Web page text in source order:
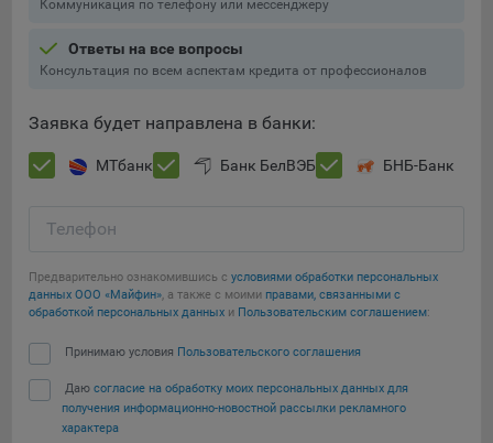
Коммуникация по телефону или мессенджеру
Ответы на все вопросы
Консультация по всем аспектам кредита от профессионалов
Заявка будет направлена в банки:
МТбанк Банк БелВЭБ БНБ-Банк
Телефон
Предварительно ознакомившись с условиями обработки персональных
данных ООО «Майфин», а также с моими правами, связанными с
обработкой персональных данных и Пользовательским соглашением:
Принимаю условия Пользовательского соглашения
Даю согласие на обработку моих персональных данных для
получения информационно-новостной рассылки рекламного
характера